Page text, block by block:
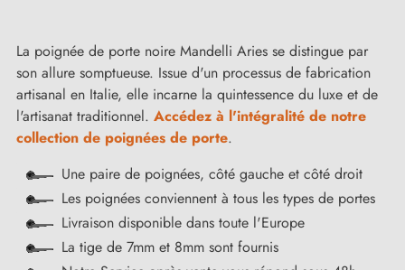
La poignée de porte noire Mandelli Aries se distingue par
son allure somptueuse. Issue d'un processus de fabrication
artisanal en Italie, elle incarne la quintessence du luxe et de
l'artisanat traditionnel. Accédez à l'intégralité de notre
collection de poignées de porte.
Une paire de poignées, côté gauche et côté droit
Les poignées conviennent à tous les types de portes
Livraison disponible dans toute l'Europe
La tige de 7mm et 8mm sont fournis